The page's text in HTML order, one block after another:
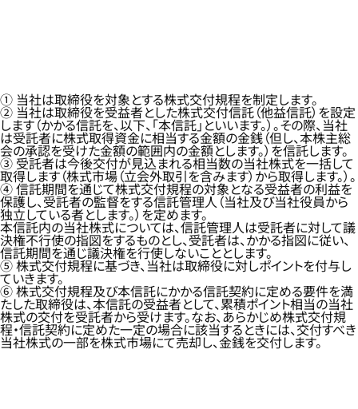
① 当社は取締役を対象とする株式交付規程を制定します。
② 当社は取締役を受益者とした株式交付信託（他益信託）を設定
します（かかる信託を、以下、「本信託」といいます。）。その際、当社
は受託者に株式取得資金に相当する金額の金銭（但し、本株主総
会の承認を受けた金額の範囲内の金額とします。）を信託します。
③ 受託者は今後交付が見込まれる相当数の当社株式を一括して
取得します（株式市場（立会外取引を含みます）から取得します。）。
④ 信託期間を通じて株式交付規程の対象となる受益者の利益を
保護し、受託者の監督をする信託管理人（当社及び当社役員から
独立している者とします。）を定めます。
本信託内の当社株式については、信託管理人は受託者に対して議
決権不行使の指図をするものとし、受託者は、かかる指図に従い、
信託期間を通じ議決権を行使しないこととします。
⑤ 株式交付規程に基づき、当社は取締役に対しポイントを付与し
ていきます。
⑥ 株式交付規程及び本信託にかかる信託契約に定める要件を満
たした取締役は、本信託の受益者として、累積ポイント相当の当社
株式の交付を受託者から受けます。なお、あらかじめ株式交付規
程・信託契約に定めた一定の場合に該当するときには、交付すべき
当社株式の一部を株式市場にて売却し、金銭を交付します。